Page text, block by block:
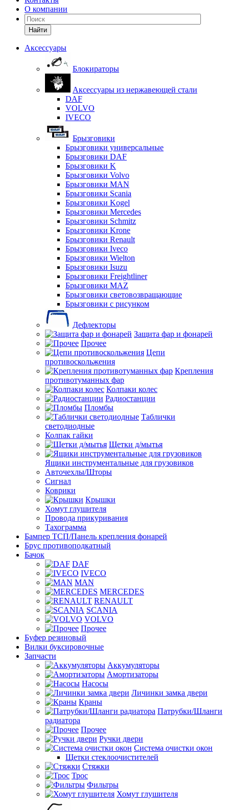
О компании
Найти
Аксессуары
Блокираторы
Аксессуары из нержавеющей стали
DAF
VOLVO
IVECO
Брызговики
Брызговики универсальные
Брызговики DAF
Брызговики K
Брызговики Volvo
Брызговики MAN
Брызговики Scania
Брызговики Kogel
Брызговики Mercedes
Брызговики Schmitz
Брызговики Krone
Брызговики Renault
Брызговики Iveco
Брызговики Wielton
Брызговики Isuzu
Брызговики Freightliner
Брызговики MAZ
Брызговики световозвращающие
Брызговики с рисунком
Дефлекторы
Защита фар и фонарей
Прочее
Цепи
противоскольжения
Крепления
противотуманных фар
Колпаки колес
Радиостанции
Пломбы
Таблички
светодиодные
Колпак гайки
Щетки д/мытья
Ящики инструментальные для грузовиков
Авточехлы/Шторы
Сигнал
Коврики
Крышки
Хомут глушителя
Провода прикуривания
Тахограмма
Бампер ТСП/Панель крепления фонарей
Брус противоподкатный
Бачок
DAF
IVECO
MAN
MERCEDES
RENAULT
SCANIA
VOLVO
Прочее
Буфер резиновый
Вилки буксировочные
Запчасти
Аккумуляторы
Амортизаторы
Насосы
Личинки замка двери
Краны
Патрубки/Шланги
радиатора
Прочее
Ручки двери
Система очистки окон
Щетки стеклоочистителей
Стяжки
Трос
Фильтры
Хомут глушителя